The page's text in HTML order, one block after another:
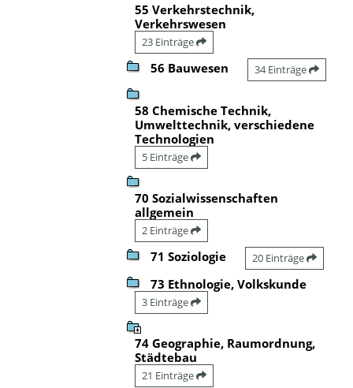
55 Verkehrstechnik,
Verkehrswesen
23 Einträge
56 Bauwesen 34 Einträge
58 Chemische Technik,
Umwelttechnik, verschiedene
Technologien
5 Einträge
70 Sozialwissenschaften
allgemein
2 Einträge
71 Soziologie 20 Einträge
73 Ethnologie, Volkskunde
3 Einträge
74 Geographie, Raumordnung,
Städtebau
21 Einträge